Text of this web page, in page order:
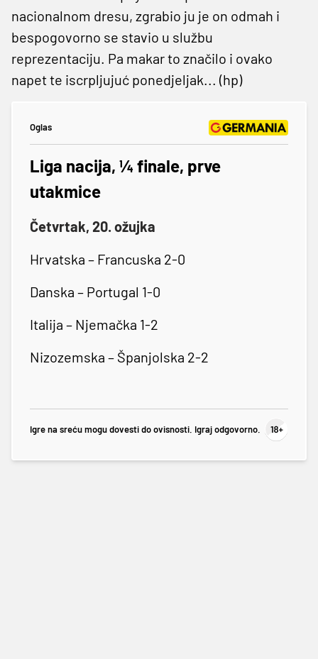
nacionalnom dresu, zgrabio ju je on odmah i
bespogovorno se stavio u službu
reprezentaciju. Pa makar to značilo i ovako
napet te iscrpljujuć ponedjeljak... (hp)
Oglas
Liga nacija, ¼ finale, prve
utakmice
Četvrtak, 20. ožujka
Hrvatska – Francuska 2-0
Danska – Portugal 1-0
Italija – Njemačka 1-2
Nizozemska – Španjolska 2-2
Igre na sreću mogu dovesti do ovisnosti. Igraj odgovorno.